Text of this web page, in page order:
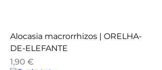
Alocasia macrorrhizos | ORELHA-
DE-ELEFANTE
Preço
1,90 €